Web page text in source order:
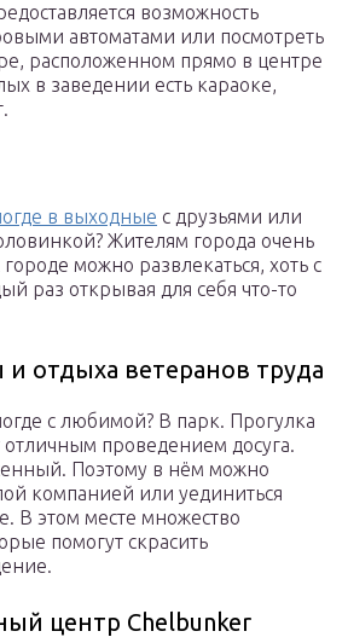
возможность
автоматами или посмотреть
расположенном прямо в центре
в заведении есть караоке,
в выходные с друзьями или
Жителям города очень
можно развлекаться, хоть с
раз открывая для себя что-то
и отдыха ветеранов труда
с любимой? В парк. Прогулка
отличным проведением досуга.
Поэтому в нём можно
компанией или уединиться
В этом месте множество
помогут скрасить
центр Chelbunker